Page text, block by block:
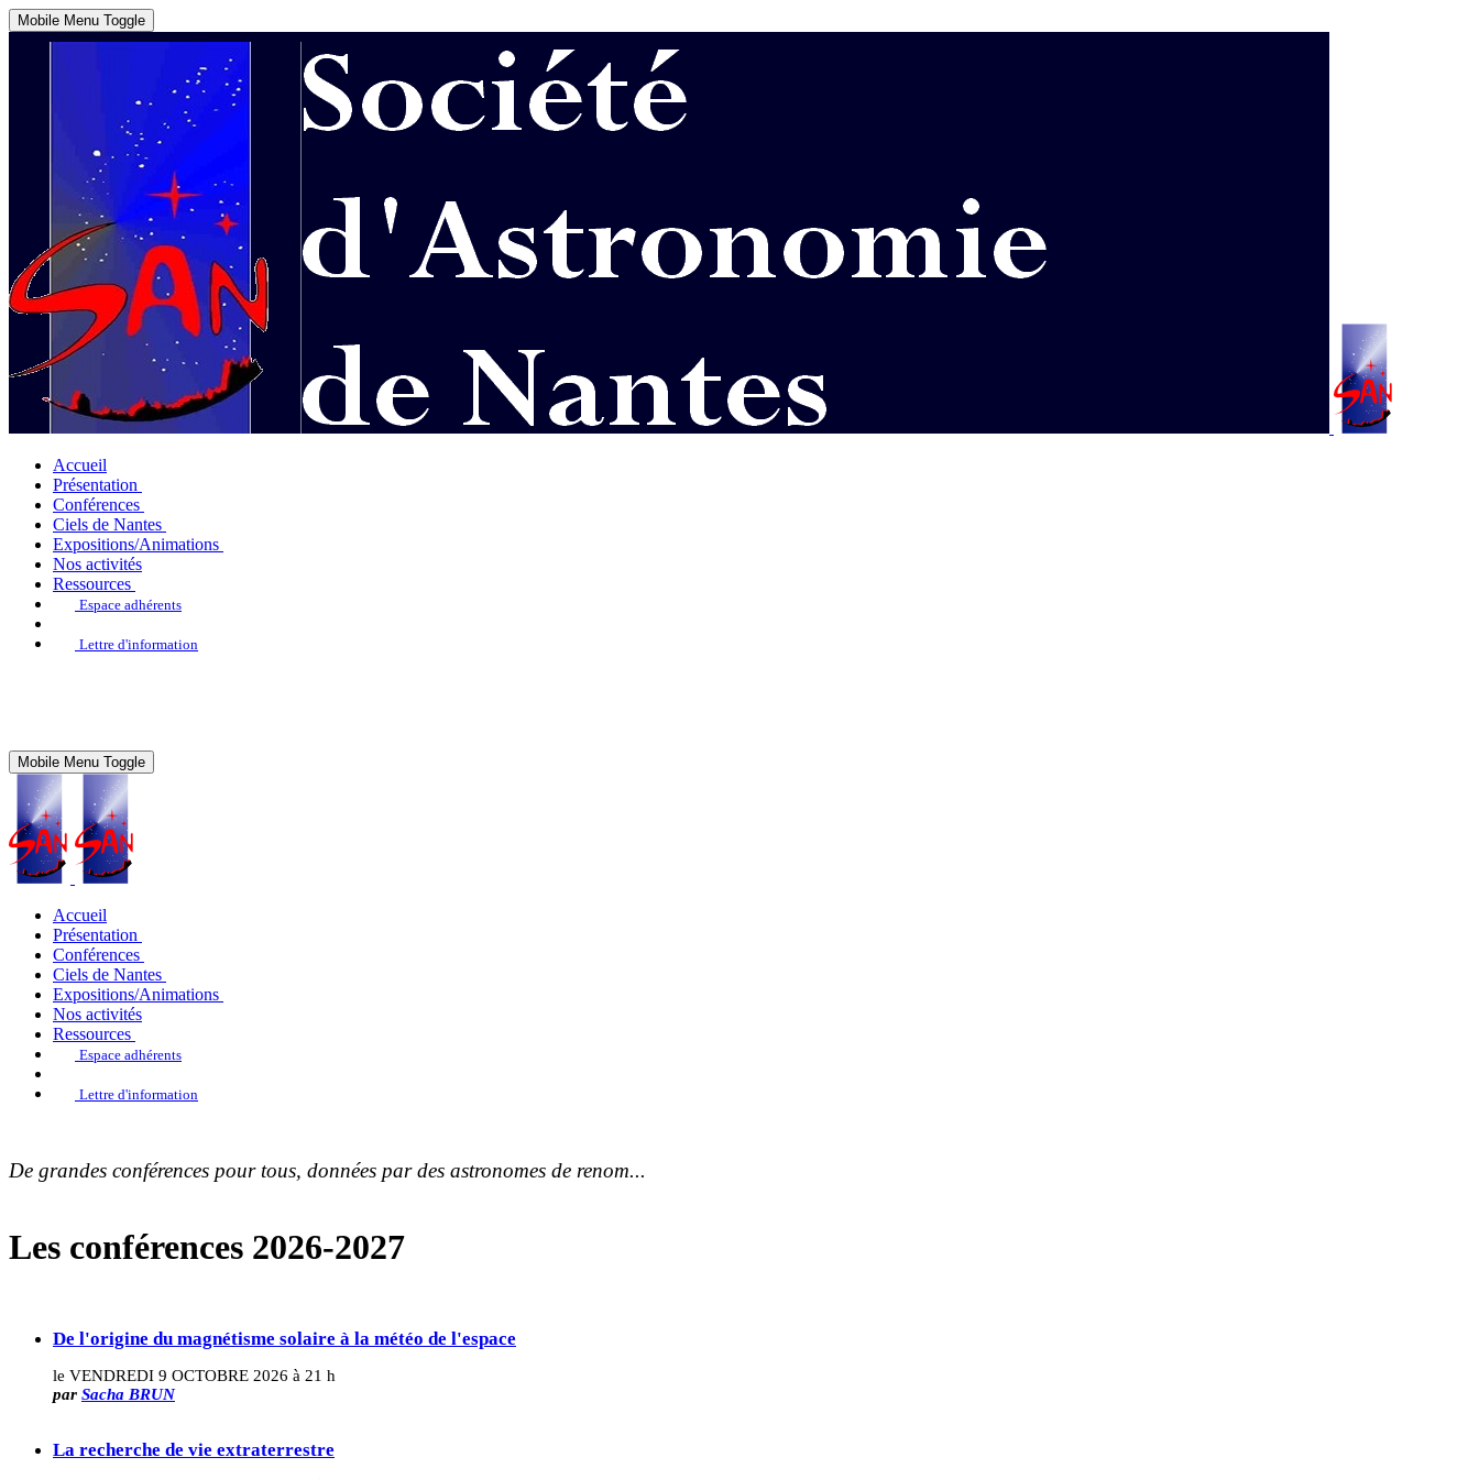
Mobile Menu Toggle
Accueil
Présentation
Conférences
Ciels de Nantes
Expositions/Animations
Nos activités
Ressources
Espace adhérents
Lettre d'information
Mobile Menu Toggle
Accueil
Présentation
Conférences
Ciels de Nantes
Expositions/Animations
Nos activités
Ressources
Espace adhérents
Lettre d'information
De grandes conférences pour tous, données par des astronomes de renom...
Les conférences 2026-2027
De l'origine du magnétisme solaire à la météo de l'espace
le VENDREDI 9 OCTOBRE 2026 à 21 h
par Sacha BRUN
La recherche de vie extraterrestre